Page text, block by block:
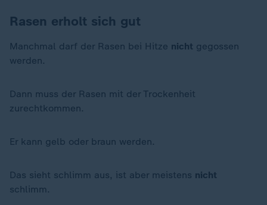
Rasen erholt sich gut
Manchmal darf der Rasen bei Hitze nicht gegossen
werden.
Dann muss der Rasen mit der Trockenheit
zurechtkommen.
Er kann gelb oder braun werden.
Das sieht schlimm aus, ist aber meistens nicht
schlimm.